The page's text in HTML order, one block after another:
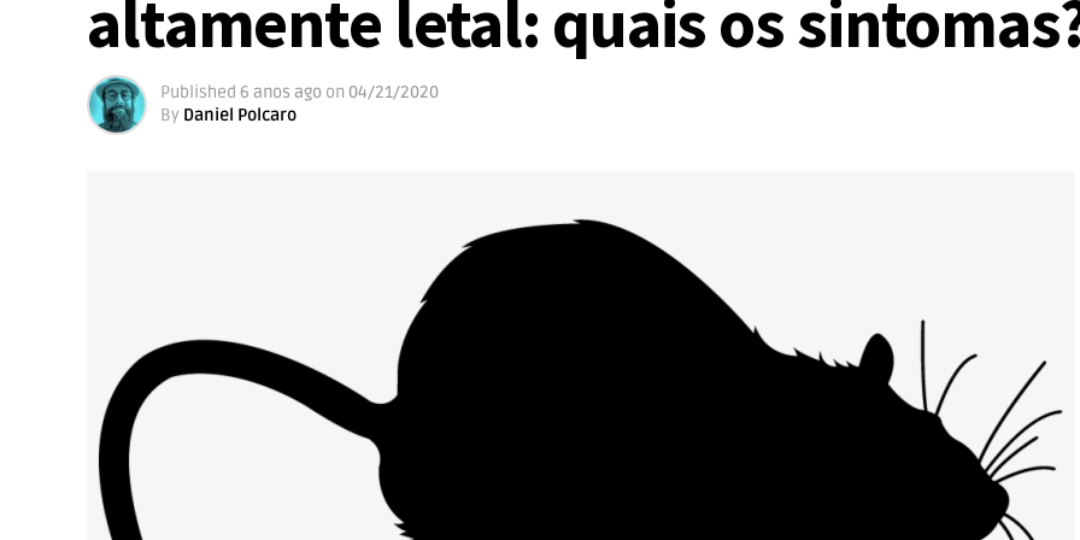
altamente letal: quais os
Published 6 anos ago on 04/21/2020
By Daniel Polcaro